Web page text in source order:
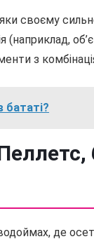
своєму
(наприклад,
з
бататі?
де